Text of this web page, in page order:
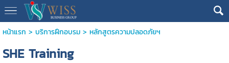
หน้าแรก > บริการฝึกอบรม> หลักสูตรความปลอดภัยฯ
SHE Training